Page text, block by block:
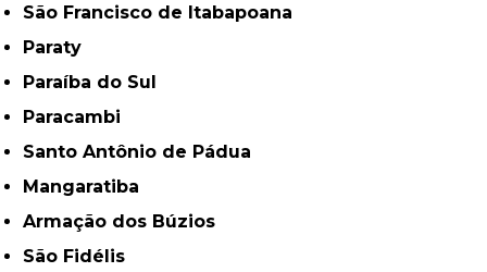
São Francisco de Itabapoana
Paraty
Paraíba do Sul
Paracambi
Santo Antônio de Pádua
Mangaratiba
Armação dos Búzios
São Fidélis